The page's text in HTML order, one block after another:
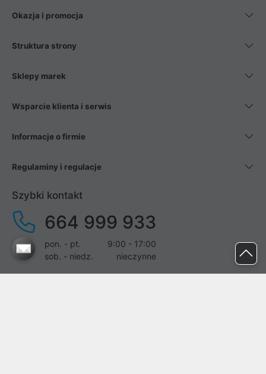
Okazja i promocja
Struktura strony
Sklepy marek
Wsparcie klienta i serwis
Informacje o firmie
Regulaminy i regulacje
Szybki kontakt
664 999 933
pon. - pt.
9:00 - 17:00
sob. - niedz.
nieczynne